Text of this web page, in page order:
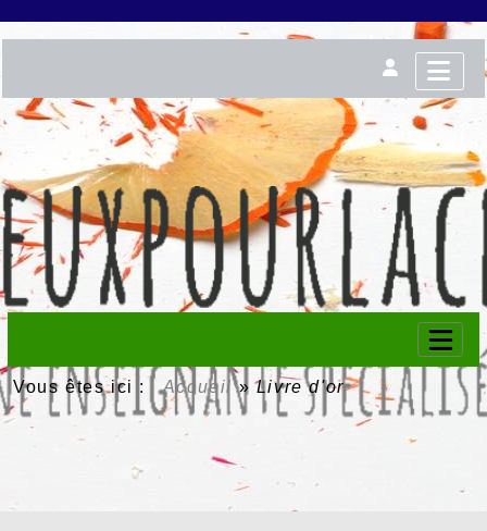
Vous êtes ici :Accueil»Livre d'or